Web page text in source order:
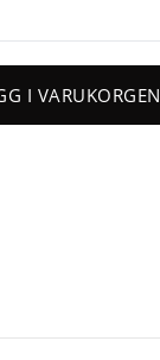
I VARUKORGEN